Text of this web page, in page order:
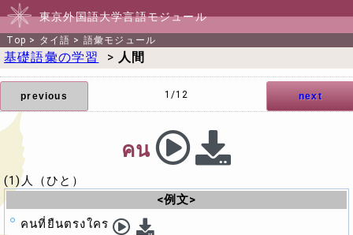
東京外国語大学言語モジュール
Top > タイ語 > 語彙モジュール
基礎語彙の学習 > 人間
previous next
1/12
คน
(1)人（ひと）
<例文>
คนที่ยืนตรงใคร